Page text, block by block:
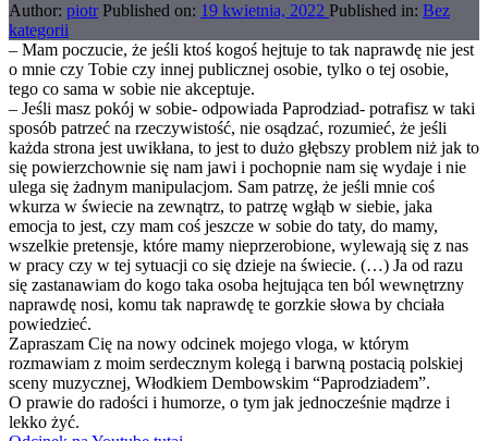
Author: piotr Published on: 19 kwietnia, 2022 Published in: Bez
kategorii
– Mam poczucie, że jeśli ktoś kogoś hejtuje to tak naprawdę nie jest
o mnie czy Tobie czy innej publicznej osobie, tylko o tej osobie,
tego co sama w sobie nie akceptuje.
– Jeśli masz pokój w sobie- odpowiada Paprodziad- potrafisz w taki
sposób patrzeć na rzeczywistość, nie osądzać, rozumieć, że jeśli
każda strona jest uwikłana, to jest to dużo głębszy problem niż jak to
się powierzchownie się nam jawi i pochopnie nam się wydaje i nie
ulega się żadnym manipulacjom. Sam patrzę, że jeśli mnie coś
wkurza w świecie na zewnątrz, to patrzę wgłąb w siebie, jaka
emocja to jest, czy mam coś jeszcze w sobie do taty, do mamy,
wszelkie pretensje, które mamy nieprzerobione, wylewają się z nas
w pracy czy w tej sytuacji co się dzieje na świecie. (…) Ja od razu
się zastanawiam do kogo taka osoba hejtująca ten ból wewnętrzny
naprawdę nosi, komu tak naprawdę te gorzkie słowa by chciała
powiedzieć.
Zapraszam Cię na nowy odcinek mojego vloga, w którym
rozmawiam z moim serdecznym kolegą i barwną postacią polskiej
sceny muzycznej, Włodkiem Dembowskim “Paprodziadem”.
O prawie do radości i humorze, o tym jak jednocześnie mądrze i
lekko żyć.